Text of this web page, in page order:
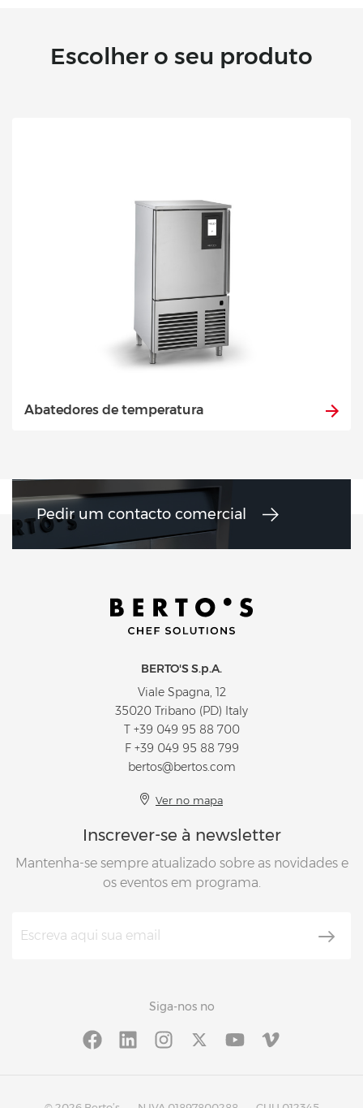
Escolher o seu produto
Abatedores de temperatura
Pedir um contacto comercial
BERTO'S S.p.A.
Viale Spagna, 12
35020 Tribano (PD) Italy
T +39 049 95 88 700
F +39 049 95 88 799
bertos@bertos.com
Ver no mapa
Inscrever-se à newsletter
Mantenha-se sempre atualizado sobre as novidades e
os eventos em programa.
Siga-nos no